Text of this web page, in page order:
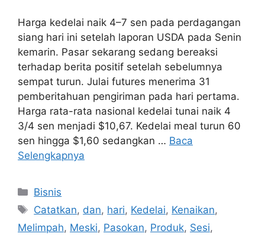
Harga kedelai naik 4–7 sen pada perdagangan
siang hari ini setelah laporan USDA pada Senin
kemarin. Pasar sekarang sedang bereaksi
terhadap berita positif setelah sebelumnya
sempat turun. Julai futures menerima 31
pemberitahuan pengiriman pada hari pertama.
Harga rata-rata nasional kedelai tunai naik 4
3/4 sen menjadi $10,67. Kedelai meal turun 60
sen hingga $1,60 sedangkan … Baca
Selengkapnya
Kategori
Bisnis
Tag
Catatkan, dan, hari, Kedelai, Kenaikan,
Melimpah, Meski, Pasokan, Produk, Sesi,